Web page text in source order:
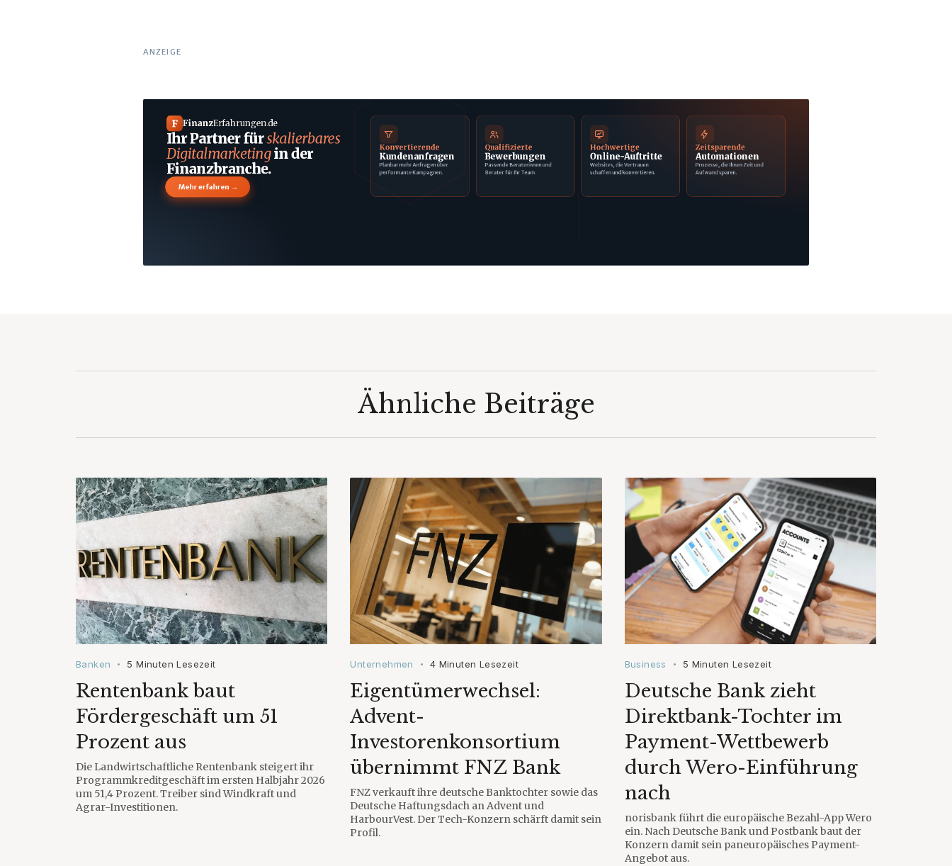
ANZEIGE
F FinanzErfahrungen.de
Ihr Partner fürskalierbares
Digitalmarketingin der
Finanzbranche.
Mehr erfahren→
Konvertierende
Kundenanfragen
Planbar mehr Anfragen über
performante Kampagnen.
Qualifizierte
Bewerbungen
Passende Beraterinnen und
Berater für Ihr Team.
Hochwertige
Online-Auftritte
Websites, die Vertrauen
schaffen und konvertieren.
Zeitsparende
Automationen
Prozesse, die Ihnen Zeit und
Aufwand sparen.
Ähnliche Beiträge
Banken • 5 Minuten Lesezeit
Rentenbank baut
Fördergeschäft um 51
Prozent aus
Die Landwirtschaftliche Rentenbank steigert ihr
Programmkreditgeschäft im ersten Halbjahr 2026
um 51,4 Prozent. Treiber sind Windkraft und
Agrar-Investitionen.
Unternehmen • 4 Minuten Lesezeit
Eigentümerwechsel:
Advent-
Investorenkonsortium
übernimmt FNZ Bank
FNZ verkauft ihre deutsche Banktochter sowie das
Deutsche Haftungsdach an Advent und
HarbourVest. Der Tech-Konzern schärft damit sein
Profil.
Business • 5 Minuten Lesezeit
Deutsche Bank zieht
Direktbank-Tochter im
Payment-Wettbewerb
durch Wero-Einführung
nach
norisbank führt die europäische Bezahl-App Wero
ein. Nach Deutsche Bank und Postbank baut der
Konzern damit sein paneuropäisches Payment-
Angebot aus.